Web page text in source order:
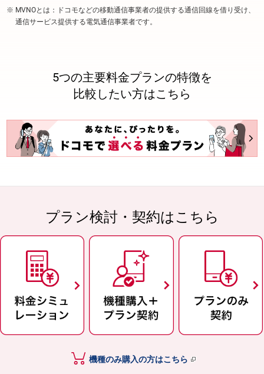
MVNOとは：ドコモなどの移動通信事業者の提供する通信回線を借り受け、
通信サービス提供する電気通信事業者です。
5つの主要料金プランの特徴を
比較したい方はこちら
プラン検討・契約はこちら
機種のみ購入の方はこちら